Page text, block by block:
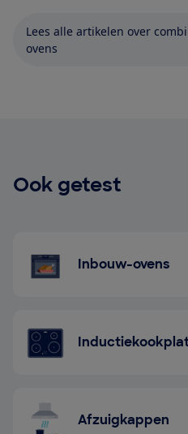
Lees alle artikelen over
ovens
Ook getest
Inbouw-ovens
Afzuigkappen